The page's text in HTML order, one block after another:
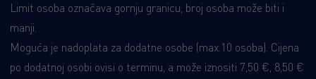
Limit osoba označava gornju granicu, broj osoba može biti i
manji.
Moguća je nadoplata za dodatne osobe (max.10 osoba). Cijena
po dodatnoj osobi ovisi o terminu, a može iznositi 7,50 €, 8,50 €